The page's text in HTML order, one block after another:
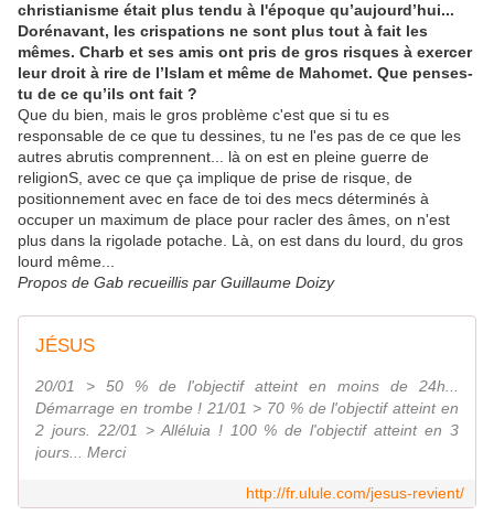
christianisme était plus tendu à l'époque qu’aujourd’hui...
Dorénavant, les crispations ne sont plus tout à fait les
mêmes. Charb et ses amis ont pris de gros risques à exercer
leur droit à rire de l’Islam et même de Mahomet. Que penses-
tu de ce qu’ils ont fait ?
Que du bien, mais le gros problème c'est que si tu es
responsable de ce que tu dessines, tu ne l'es pas de ce que les
autres abrutis comprennent... là on est en pleine guerre de
religionS, avec ce que ça implique de prise de risque, de
positionnement avec en face de toi des mecs déterminés à
occuper un maximum de place pour racler des âmes, on n'est
plus dans la rigolade potache. Là, on est dans du lourd, du gros
lourd même...
Propos de Gab recueillis par Guillaume Doizy
JÉSUS
20/01 > 50 % de l'objectif atteint en moins de 24h...
Démarrage en trombe ! 21/01 > 70 % de l'objectif atteint en
2 jours. 22/01 > Alléluia ! 100 % de l'objectif atteint en 3
jours... Merci
http://fr.ulule.com/jesus-revient/